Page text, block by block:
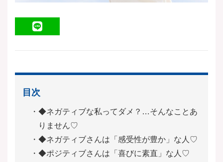
目次
◆ネガティブな私ってダメ？…そんなことあ
りません♡
◆ネガティブさんは「感受性が豊か」な人♡
◆ポジティブさんは「喜びに素直」な人♡